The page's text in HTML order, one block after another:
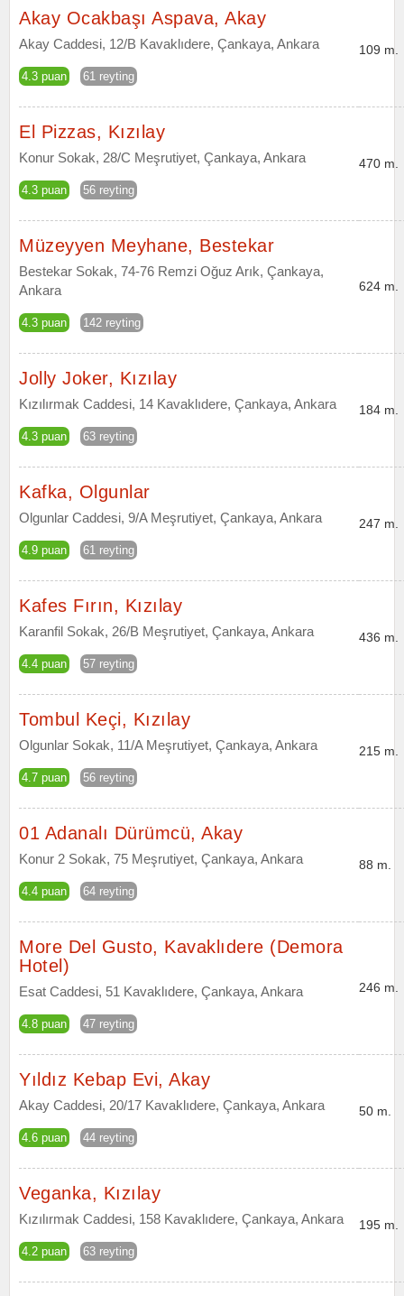
Akay Ocakbaşı Aspava, Akay
Akay Caddesi, 12/B Kavaklıdere, Çankaya, Ankara
4.3 puan 61 reyting
109 m.
El Pizzas, Kızılay
Konur Sokak, 28/C Meşrutiyet, Çankaya, Ankara
4.3 puan 56 reyting
470 m.
Müzeyyen Meyhane, Bestekar
Bestekar Sokak, 74-76 Remzi Oğuz Arık, Çankaya,
Ankara
4.3 puan 142 reyting
624 m.
Jolly Joker, Kızılay
Kızılırmak Caddesi, 14 Kavaklıdere, Çankaya, Ankara
4.3 puan 63 reyting
184 m.
Kafka, Olgunlar
Olgunlar Caddesi, 9/A Meşrutiyet, Çankaya, Ankara
4.9 puan 61 reyting
247 m.
Kafes Fırın, Kızılay
Karanfil Sokak, 26/B Meşrutiyet, Çankaya, Ankara
4.4 puan 57 reyting
436 m.
Tombul Keçi, Kızılay
Olgunlar Sokak, 11/A Meşrutiyet, Çankaya, Ankara
4.7 puan 56 reyting
215 m.
01 Adanalı Dürümcü, Akay
Konur 2 Sokak, 75 Meşrutiyet, Çankaya, Ankara
4.4 puan 64 reyting
88 m.
More Del Gusto, Kavaklıdere (Demora
Hotel)
Esat Caddesi, 51 Kavaklıdere, Çankaya, Ankara
4.8 puan 47 reyting
246 m.
Yıldız Kebap Evi, Akay
Akay Caddesi, 20/17 Kavaklıdere, Çankaya, Ankara
4.6 puan 44 reyting
50 m.
Veganka, Kızılay
Kızılırmak Caddesi, 158 Kavaklıdere, Çankaya, Ankara
4.2 puan 63 reyting
195 m.